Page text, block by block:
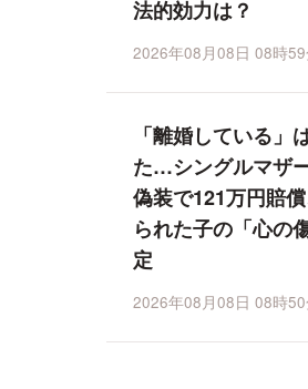
法的効力は？
2026年08月08日 08時
「離婚している」
た…シングルマザ
偽装で121万円賠
られた子の「心の
定
2026年08月08日 08時